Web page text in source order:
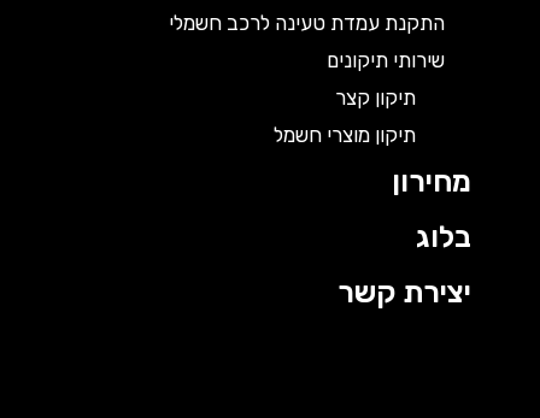
התקנת עמדת טעינה לרכב חשמלי
שירותי תיקונים
תיקון קצר
תיקון מוצרי חשמל
מחירון
בלוג
יצירת קשר